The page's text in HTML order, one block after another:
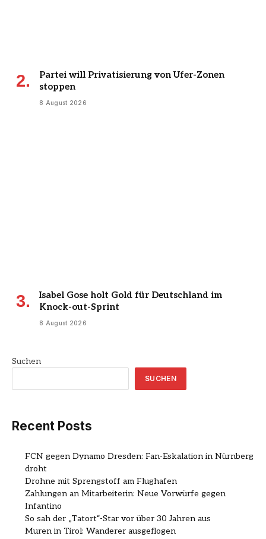
Partei will Privatisierung von Ufer-Zonen
stoppen
8 August 2026
Isabel Gose holt Gold für Deutschland im
Knock-out-Sprint
8 August 2026
Suchen
SUCHEN
Recent Posts
FCN gegen Dynamo Dresden: Fan-Eskalation in Nürnberg
droht
Drohne mit Sprengstoff am Flughafen
Zahlungen an Mitarbeiterin: Neue Vorwürfe gegen
Infantino
So sah der „Tatort“-Star vor über 30 Jahren aus
Muren in Tirol: Wanderer ausgeflogen